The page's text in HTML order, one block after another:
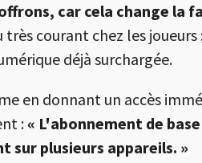
car cela change la
courant chez les joueurs
déjà surchargée.
en donnant un accès
: « L'abonnement de
plusieurs appareils. »